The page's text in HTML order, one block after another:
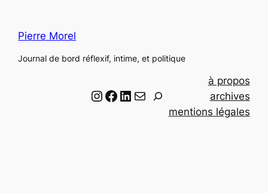
Pierre Morel
Journal de bord réflexif, intime, et politique
Instagram Facebook LinkedIn Email
à propos
archives
mentions légales